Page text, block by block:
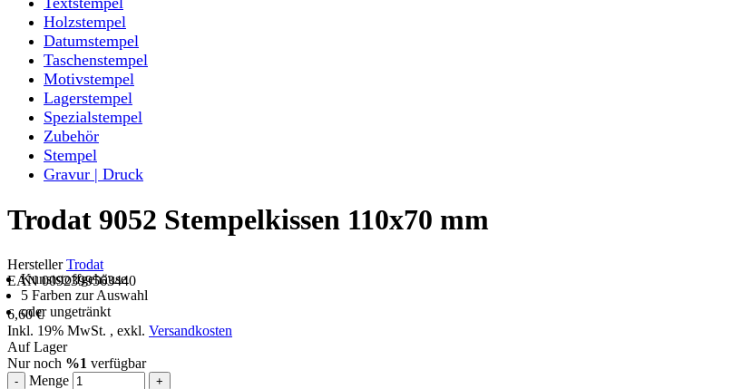
Holzstempel
Datumstempel
Taschenstempel
Motivstempel
Lagerstempel
Spezialstempel
Zubehör
Stempel
Gravur | Druck
Trodat 9052 Stempelkissen 110x70 mm
HerstellerTrodat
EAN 0092399563440
Kunststoffgehäuse
5 Farben zur Auswahl
oder ungetränkt
6,60 €
Inkl. 19% MwSt. , exkl. Versandkosten
Auf Lager
Nur noch %1 verfügbar
- Menge +